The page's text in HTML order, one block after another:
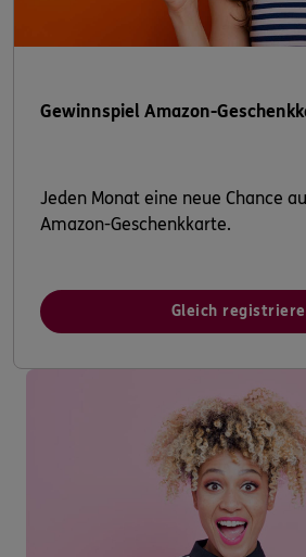
Gewinnspiel Amazon-
Jeden Monat eine neue Chance
Amazon-Geschenkkarte.
Gleich